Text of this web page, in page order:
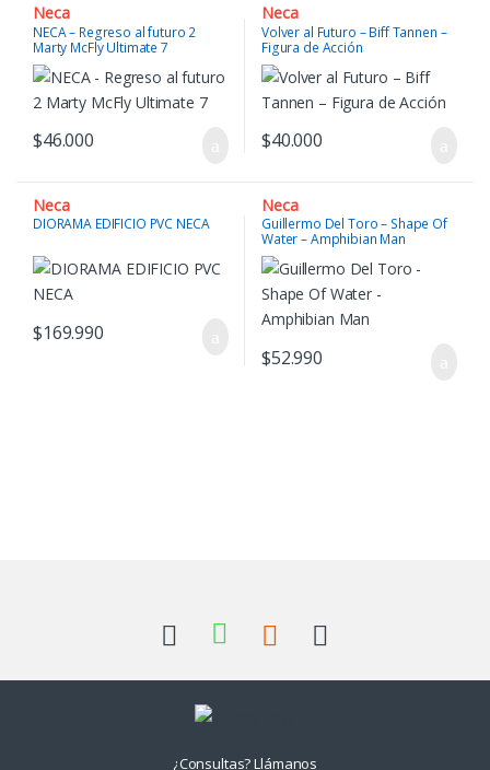
Neca
NECA – Regreso al futuro 2
Marty McFly Ultimate 7
$46.000
Neca
Volver al Futuro – Biff Tannen –
Figura de Acción
$40.000
Neca
DIORAMA EDIFICIO PVC NECA
$169.990
Neca
Guillermo Del Toro – Shape Of
Water – Amphibian Man
$52.990
¿Consultas? Llámanos